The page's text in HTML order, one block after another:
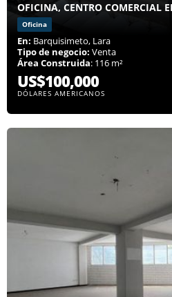
OFICINA, CENTRO COMERCIAL
Oficina
En: Barquisimeto, Lara
Tipo de negocio: Venta
Área Construida: 116 m²
US$100,000
DÓLARES AMERICANOS